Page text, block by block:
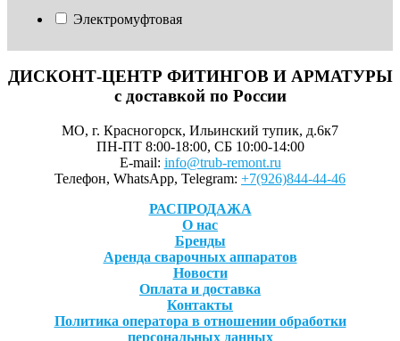
Электромуфтовая
ДИСКОНТ-ЦЕНТР ФИТИНГОВ И АРМАТУРЫ
с доставкой по России
МО, г. Красногорск, Ильинский тупик, д.6к7
ПН-ПТ 8:00-18:00, СБ 10:00-14:00
E-mail: info@trub-remont.ru
Телефон, WhatsApp, Telegram: +7(926)844-44-46
РАСПРОДАЖА
О нас
Бренды
Аренда сварочных аппаратов
Новости
Оплата и доставка
Контакты
Политика оператора в отношении обработки
персональных данных